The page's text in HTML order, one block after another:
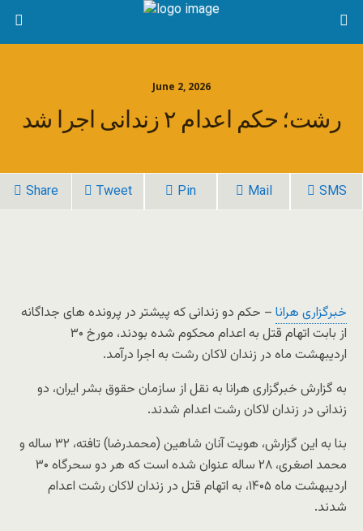
June 2, 2026
رشت؛ حکم اعدام ۲ زندانی اجرا شد
Share Tweet Pin Mail SMS
خبرگزاری هرانا – حکم دو زندانی که پیشتر در پرونده های جداگانه
از بابت اتهام قتل به اعدام محکوم شده بودند، مورخ ۳۰
اردیبهشت ماه در زندان لاکان رشت به اجرا درآمد.
به گزارش خبرگزاری هرانا به نقل از سازمان حقوق بشر ایران، دو
زندانی در زندان لاکان رشت اعدام شدند.
بنا به این گزارش، هویت آنان شاهین (محمدرضا) تافته، ۳۲ ساله و
محمد اصغری، ۲۸ ساله عنوان شده است که هر دو سحرگاه ۳۰
اردیبهشت ماه ۱۴۰۵، به اتهام قتل در زندان لاکان رشت اعدام
شدند.